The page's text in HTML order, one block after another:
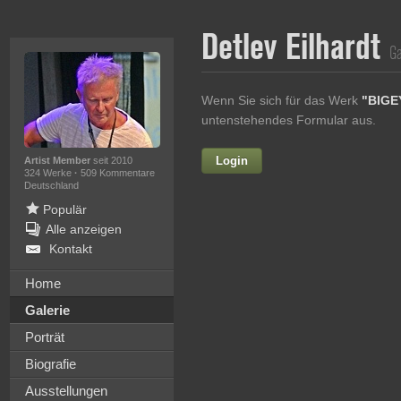
Artist Memberseit 2010
324 Werke · 509 Kommentare
Deutschland
Populär
Alle anzeigen
Kontakt
Home
Galerie
Porträt
Biografie
Ausstellungen
Detlev Eilhardt
Wenn Sie sich für das Werk
untenstehendes Formular aus.
Login